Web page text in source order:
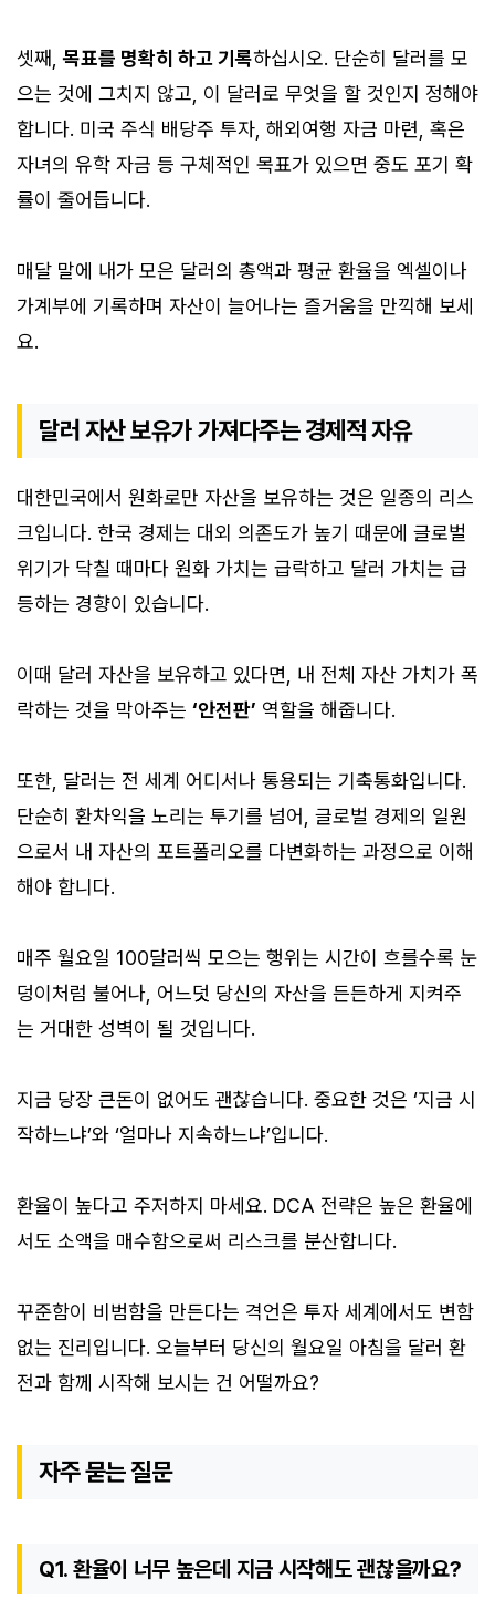
셋째,목표를 명확히 하고 기록하십시오. 단순히 달러를 모
으는 것에 그치지 않고, 이 달러로 무엇을 할 것인지 정해야
합니다. 미국 주식 배당주 투자, 해외여행 자금 마련, 혹은
자녀의 유학 자금 등 구체적인 목표가 있으면 중도 포기 확
률이 줄어듭니다.
매달 말에 내가 모은 달러의 총액과 평균 환율을 엑셀이나
가계부에 기록하며 자산이 늘어나는 즐거움을 만끽해 보세
요.
달러 자산 보유가 가져다주는 경제적 자유
대한민국에서 원화로만 자산을 보유하는 것은 일종의 리스
크입니다. 한국 경제는 대외 의존도가 높기 때문에 글로벌
위기가 닥칠 때마다 원화 가치는 급락하고 달러 가치는 급
등하는 경향이 있습니다.
이때 달러 자산을 보유하고 있다면, 내 전체 자산 가치가 폭
락하는 것을 막아주는 ‘안전판’ 역할을 해줍니다.
또한, 달러는 전 세계 어디서나 통용되는 기축통화입니다.
단순히 환차익을 노리는 투기를 넘어, 글로벌 경제의 일원
으로서 내 자산의 포트폴리오를 다변화하는 과정으로 이해
해야 합니다.
매주 월요일 100달러씩 모으는 행위는 시간이 흐를수록 눈
덩이처럼 불어나, 어느덧 당신의 자산을 든든하게 지켜주
는 거대한 성벽이 될 것입니다.
지금 당장 큰돈이 없어도 괜찮습니다. 중요한 것은 ‘지금 시
작하느냐’와 ‘얼마나 지속하느냐’입니다.
환율이 높다고 주저하지 마세요. DCA 전략은 높은 환율에
서도 소액을 매수함으로써 리스크를 분산합니다.
꾸준함이 비범함을 만든다는 격언은 투자 세계에서도 변함
없는 진리입니다. 오늘부터 당신의 월요일 아침을 달러 환
전과 함께 시작해 보시는 건 어떨까요?
자주 묻는 질문
Q1. 환율이 너무 높은데 지금 시작해도 괜찮을까요?